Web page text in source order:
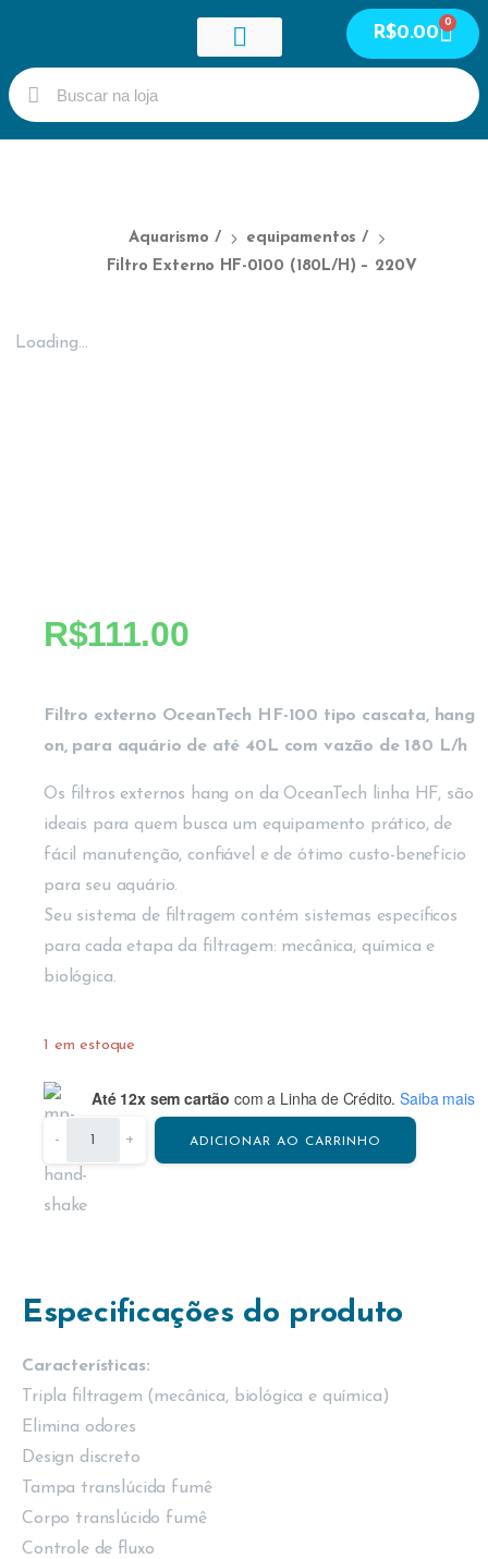
R$0.00
0
Aquarismo / equipamentos /
Filtro Externo HF-0100 (180L/H) – 220V
Loading...
R$111.00
Filtro externo OceanTech HF-100 tipo cascata, hang
on, para aquário de até 40L com vazão de 180 L/h
Os filtros externos hang on da OceanTech linha HF, são
ideais para quem busca um equipamento prático, de
fácil manutenção, confiável e de ótimo custo-benefício
para seu aquário.
Seu sistema de filtragem contém sistemas específicos
para cada etapa da filtragem: mecânica, química e
biológica.
1 em estoque
Até 12x sem cartão com a Linha de Crédito. Saiba mais
- + ADICIONAR AO CARRINHO
Especificações do produto
Características:
Tripla filtragem (mecânica, biológica e química)
Elimina odores
Design discreto
Tampa translúcida fumê
Corpo translúcido fumê
Controle de fluxo